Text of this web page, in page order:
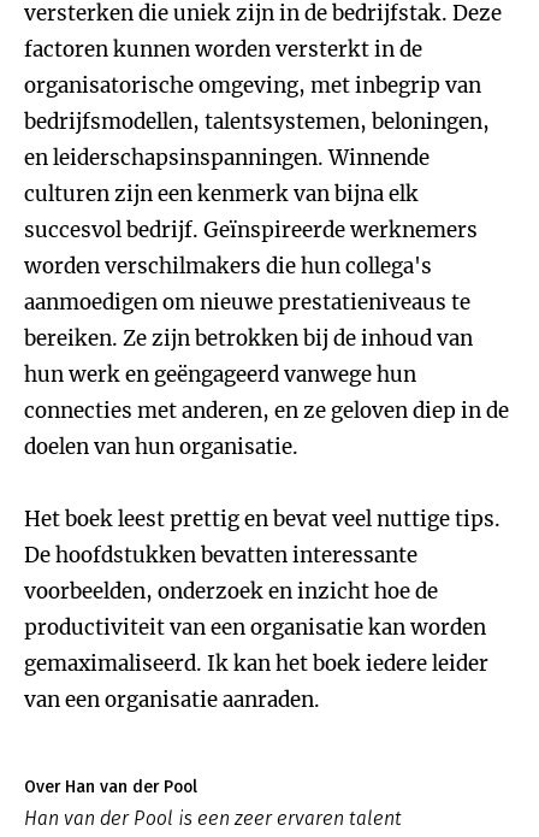
versterken die uniek zijn in de bedrijfstak. Deze
factoren kunnen worden versterkt in de
organisatorische omgeving, met inbegrip van
bedrijfsmodellen, talentsystemen, beloningen,
en leiderschapsinspanningen. Winnende
culturen zijn een kenmerk van bijna elk
succesvol bedrijf. Geïnspireerde werknemers
worden verschilmakers die hun collega's
aanmoedigen om nieuwe prestatieniveaus te
bereiken. Ze zijn betrokken bij de inhoud van
hun werk en geëngageerd vanwege hun
connecties met anderen, en ze geloven diep in de
doelen van hun organisatie.
Het boek leest prettig en bevat veel nuttige tips.
De hoofdstukken bevatten interessante
voorbeelden, onderzoek en inzicht hoe de
productiviteit van een organisatie kan worden
gemaximaliseerd. Ik kan het boek iedere leider
van een organisatie aanraden.
Over Han van der Pool
Han van der Pool is een zeer ervaren talent